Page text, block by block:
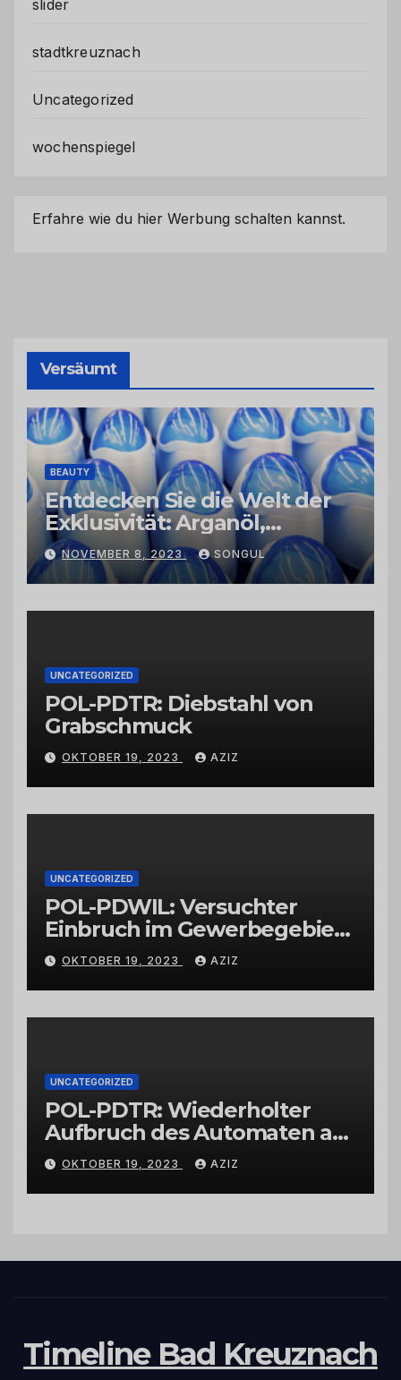
slider
stadtkreuznach
Uncategorized
wochenspiegel
Erfahre wie du hier Werbung schalten kannst.
Versäumt
BEAUTY
Entdecken Sie die Welt der
Exklusivität: Arganöl,
Kaktusfeigenkernöl und
Schwarzkümmelöl von
vertrauenswürdigen
Großhändlern und Anbietern
NOVEMBER 8, 2023 SONGUL
UNCATEGORIZED
POL-PDTR: Diebstahl von
Grabschmuck
OKTOBER 19, 2023 AZIZ
UNCATEGORIZED
POL-PDWIL: Versuchter
Einbruch im Gewerbegebiet
Wittlich
OKTOBER 19, 2023 AZIZ
UNCATEGORIZED
POL-PDTR: Wiederholter
Aufbruch des Automaten am
Wohnmobilstellplatz in
Hermeskeil am Labachweg
OKTOBER 19, 2023 AZIZ
Timeline Bad Kreuznach